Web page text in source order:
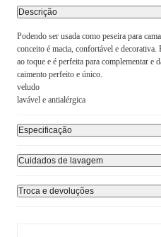
Descrição
Podendo ser usada como peseira para
conceito é macia, confortável e
ao toque e é perfeita para complementar
caimento perfeito e único.
veludo
lavável e antialérgica
Especificação
Cuidados de lavagem
Troca e devoluções